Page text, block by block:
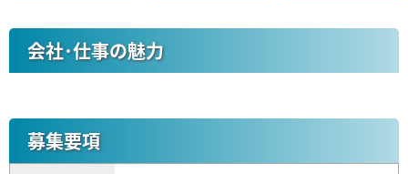
会社･仕事の魅力
募集要項